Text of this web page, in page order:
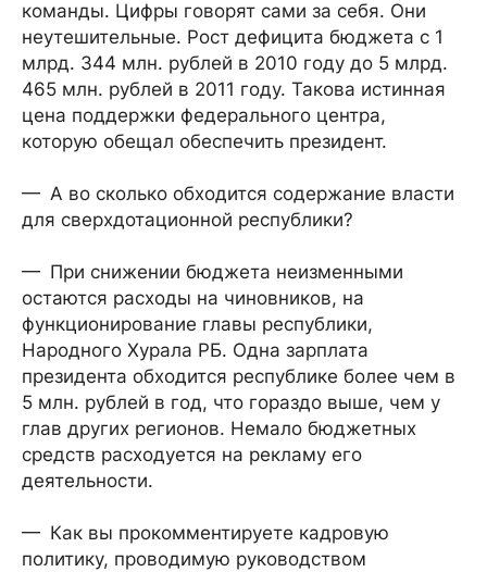
команды. Цифры говорят сами за себя. Они
неутешительные. Рост дефицита бюджета с 1
млрд. 344 млн. рублей в 2010 году до 5 млрд.
465 млн. рублей в 2011 году. Такова истинная
цена поддержки федерального центра,
которую обещал обеспечить президент.
— А во сколько обходится содержание власти
для сверхдотационной республики?
— При снижении бюджета неизменными
остаются расходы на чиновников, на
функционирование главы республики,
Народного Хурала РБ. Одна зарплата
президента обходится республике более чем в
5 млн. рублей в год, что гораздо выше, чем у
глав других регионов. Немало бюджетных
средств расходуется на рекламу его
деятельности.
— Как вы прокомментируете кадровую
политику, проводимую руководством